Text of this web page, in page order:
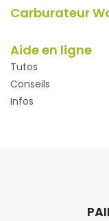
Carburateur
Aide en ligne
Tutos
Conseils
Infos